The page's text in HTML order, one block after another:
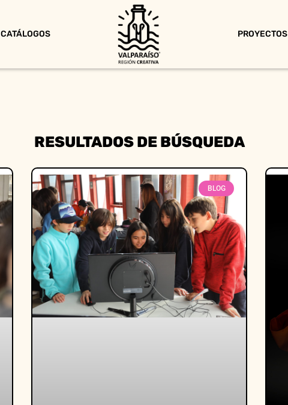
CATÁLOGOS PROYECTOS
RESULTADOS DE BÚSQUEDA
BLOG